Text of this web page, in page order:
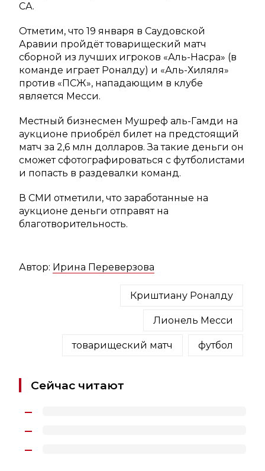
СА.
Отметим, что 19 января в Саудовской
Аравии пройдёт товарищеский матч
сборной из лучших игроков «Аль-Насра» (в
команде играет Роналду) и «Аль-Хиляля»
против «ПСЖ», нападающим в клубе
является Месси.
Местный бизнесмен Мушреф аль-Гамди на
аукционе приобрёл билет на предстоящий
матч за 2,6 млн долларов. За такие деньги он
сможет сфотографироваться с футболистами
и попасть в раздевалки команд.
В СМИ отметили, что заработанные на
аукционе деньги отправят на
благотворительность.
Автор: Ирина Переверзова
Криштиану Роналду
Лионель Месси
товарищеский матч футбол
Сейчас читают